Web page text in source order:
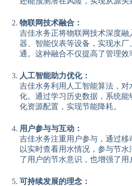
物联网技术融合：
吉佳水务正将物联网技术深度
器、智能仪表等设备，实现水
通。这种融合不仅提高了管理效
人工智能助力优化：
吉佳水务利用人工智能算法，
化。通过学习历史数据，系统
化资源配置，实现节能降耗。
用户参与与互动：
吉佳水务注重用户参与，通过
以实时查看用水情况，参与节
了用户的节水意识，也增强了用
可持续发展的理念：